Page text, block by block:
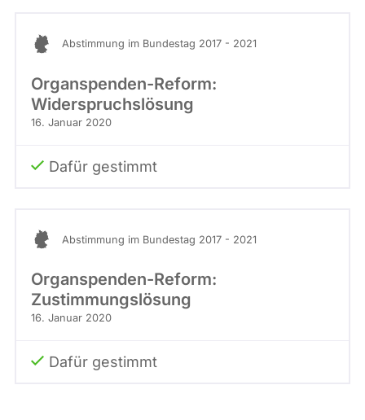
Abstimmung im Bundestag 2017 - 2021
Organspenden-Reform:
Widerspruchslösung
16. Januar 2020
Dafür gestimmt
Abstimmung im Bundestag 2017 - 2021
Organspenden-Reform:
Zustimmungslösung
16. Januar 2020
Dafür gestimmt